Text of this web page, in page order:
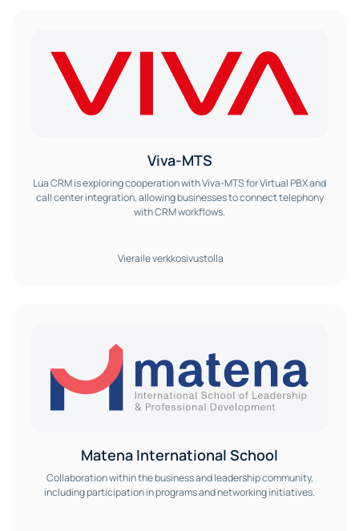
Viva-MTS
Lua CRM is exploring cooperation with Viva-MTS for Virtual PBX and
call center integration, allowing businesses to connect telephony
with CRM workflows.
Vieraile verkkosivustolla
Matena International School
Collaboration within the business and leadership community,
including participation in programs and networking initiatives.